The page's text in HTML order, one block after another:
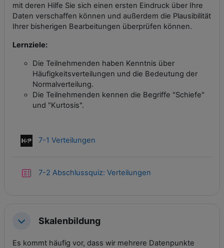
mit deren Hilfe Sie sich einen ersten Eindruck über Ihre
Daten verschaffen können und außerdem die Plausibilität
Ihrer bisherigen Bearbeitungen überprüfen können.
Lernziele:
Die Teilnehmenden haben Kenntnis über
Häufigkeitsverteilungen und die Bedeutung der
Normalverteilung.
Die Teilnehmenden kennen die Begriffe "Schiefe"
und "Kurtosis".
7-1 Verteilungen
7-2 Abschlussquiz: Verteilungen
EinklappenSkalenbildung
Es kommt häufig vor, dass wir mehrere Datenpunkte